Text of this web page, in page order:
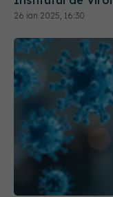
COVID, impact
imunitar.